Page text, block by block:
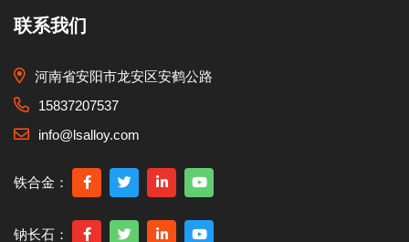
联系我们
河南省安阳市龙安区安鹤公路
15837207537
info@lsalloy.com
铁合金：
钠长石：